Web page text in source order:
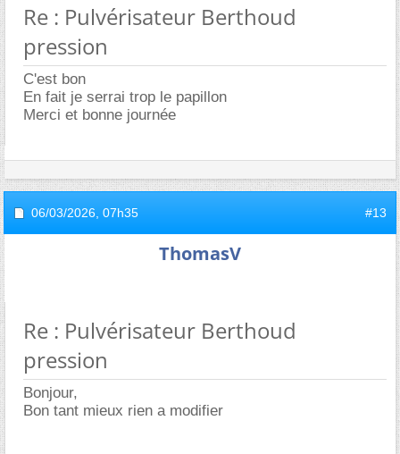
Re : Pulvérisateur Berthoud
pression
C'est bon
En fait je serrai trop le papillon
Merci et bonne journée
06/03/2026, 07h35 #13
ThomasV
Re : Pulvérisateur Berthoud
pression
Bonjour,
Bon tant mieux rien a modifier